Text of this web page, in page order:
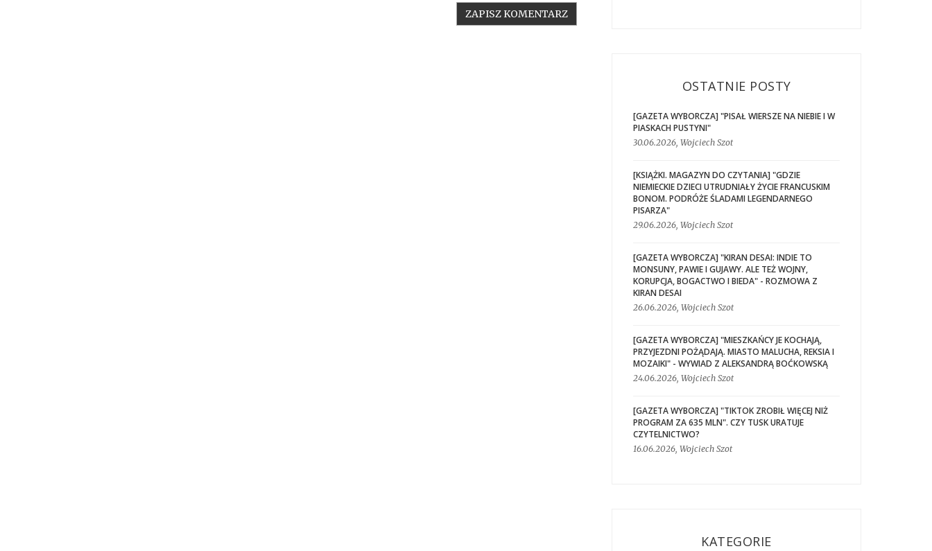
OSTATNIE POSTY
[GAZETA WYBORCZA] "PISAŁ WIERSZE NA NIEBIE I W
PIASKACH PUSTYNI"
30.06.2026, Wojciech Szot
[KSIĄŻKI. MAGAZYN DO CZYTANIA] "GDZIE
NIEMIECKIE DZIECI UTRUDNIAŁY ŻYCIE FRANCUSKIM
BONOM. PODRÓŻE ŚLADAMI LEGENDARNEGO
PISARZA"
29.06.2026, Wojciech Szot
[GAZETA WYBORCZA] "KIRAN DESAI: INDIE TO
MONSUNY, PAWIE I GUJAWY. ALE TEŻ WOJNY,
KORUPCJA, BOGACTWO I BIEDA" - ROZMOWA Z
KIRAN DESAI
26.06.2026, Wojciech Szot
[GAZETA WYBORCZA] "MIESZKAŃCY JE KOCHAJĄ,
PRZYJEZDNI POŻĄDAJĄ. MIASTO MALUCHA, REKSIA I
MOZAIKI" - WYWIAD Z ALEKSANDRĄ BOĆKOWSKĄ
24.06.2026, Wojciech Szot
[GAZETA WYBORCZA] "TIKTOK ZROBIŁ WIĘCEJ NIŻ
PROGRAM ZA 635 MLN". CZY TUSK URATUJE
CZYTELNICTWO?
16.06.2026, Wojciech Szot
KATEGORIE